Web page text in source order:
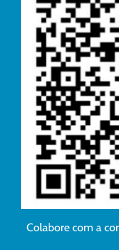
Colabore com a